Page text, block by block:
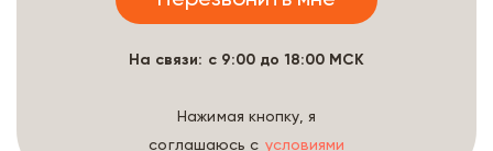
На связи: с 9:00 до 18:00 МСК
Нажимая кнопку, я
соглашаюсь с условиями